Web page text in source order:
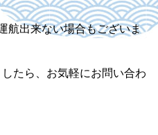
航出来ない場合もございま
たら、お気軽にお問い合わ